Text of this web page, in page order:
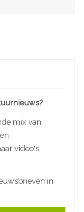
mix van
video's,
in